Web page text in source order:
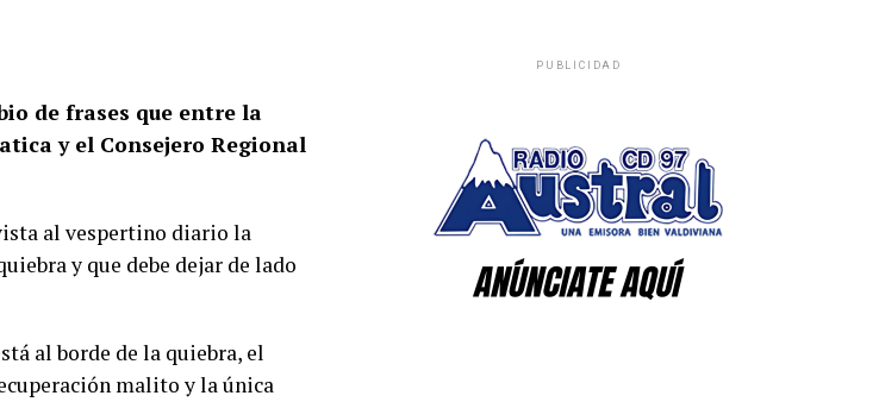
de frases que entre la
y el Consejero Regional
al vespertino diario la
y que debe dejar de lado
al borde de la quiebra, el
malito y la única
PUBLICIDAD